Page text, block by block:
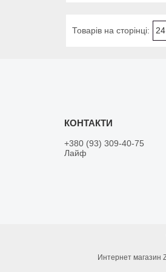
+380 (93) 309-40-75
Лайф